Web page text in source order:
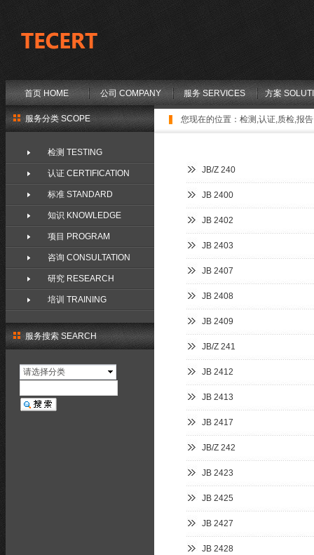
首页 HOME 公司 COMPANY 服务 SERVICES 方案
您现在的位置： 检测,认证,质检,报
服务搜索 SEARCH
请选择分类
服务分类 SCOPE
检测 TESTING
认证 CERTIFICATION
标准 STANDARD
知识 KNOWLEDGE
项目 PROGRAM
咨询 CONSULTATION
研究 RESEARCH
培训 TRAINING
JB/Z 240
JB 2400
JB 2402
JB 2403
JB 2407
JB 2408
JB 2409
JB/Z 241
JB 2412
JB 2413
JB 2417
JB/Z 242
JB 2423
JB 2425
JB 2427
JB 2428